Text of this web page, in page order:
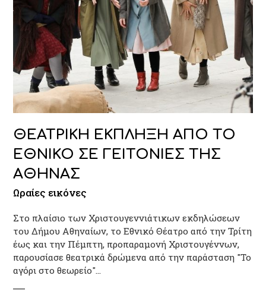
ΘΕΑΤΡΙΚΗ ΕΚΠΛΗΞΗ ΑΠΟ ΤΟ
ΕΘΝΙΚΟ ΣΕ ΓΕΙΤΟΝΙΕΣ ΤΗΣ
ΑΘΗΝΑΣ
Ωραίες εικόνες
Στο πλαίσιο των Χριστουγεννιάτικων εκδηλώσεων
του Δήμου Αθηναίων, το Εθνικό Θέατρο από την Τρίτη
έως και την Πέμπτη, προπαραμονή Χριστουγέννων,
παρουσίασε θεατρικά δρώμενα από την παράσταση "Το
αγόρι στο θεωρείο"…